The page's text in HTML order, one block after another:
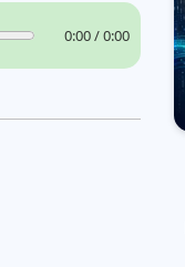
0:00 / 0:00